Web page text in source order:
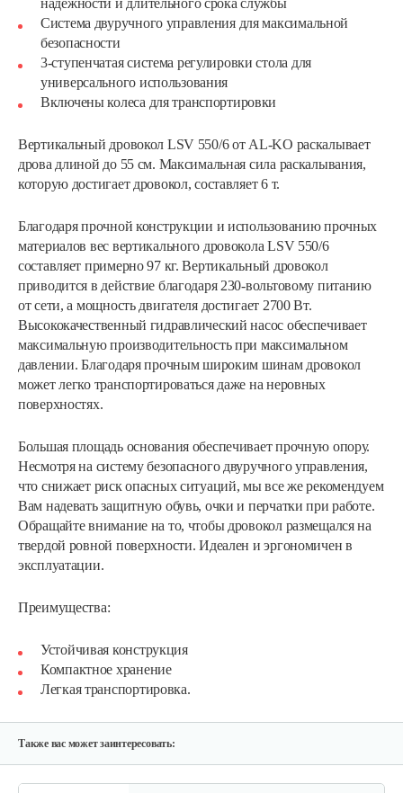
надежности и длительного срока службы
Система двуручного управления для максимальной
безопасности
3-ступенчатая система регулировки стола для
универсального использования
Включены колеса для транспортировки
Вертикальный дровокол LSV 550/6 от AL-KO раскалывает
дрова длиной до 55 см. Максимальная сила раскалывания,
которую достигает дровокол, составляет 6 т.
Благодаря прочной конструкции и использованию прочных
материалов вес вертикального дровокола LSV 550/6
составляет примерно 97 кг. Вертикальный дровокол
приводится в действие благодаря 230-вольтовому питанию
от сети, а мощность двигателя достигает 2700 Вт.
Высококачественный гидравлический насос обеспечивает
максимальную производительность при максимальном
давлении. Благодаря прочным широким шинам дровокол
может легко транспортироваться даже на неровных
поверхностях.
Большая площадь основания обеспечивает прочную опору.
Несмотря на систему безопасного двуручного управления,
что снижает риск опасных ситуаций, мы все же рекомендуем
Вам надевать защитную обувь, очки и перчатки при работе.
Обращайте внимание на то, чтобы дровокол размещался на
твердой ровной поверхности. Идеален и эргономичен в
эксплуатации.
Преимущества:
Устойчивая конструкция
Компактное хранение
Легкая транспортировка.
Также вас может заинтересовать: